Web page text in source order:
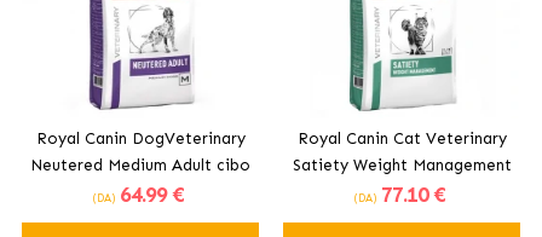
Royal Canin DogVeterinary
Neutered Medium Adult cibo
secco Per Cani Adulti di
Taglia Media Sottoposti a
(DA) 64.99 €
Royal Canin Cat Veterinary
Satiety Weight Management
cibo secco per gatti adulti
(DA) 77.10 €